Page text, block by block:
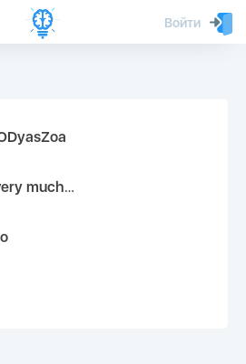
Войти
https://youtube.com faceapple !